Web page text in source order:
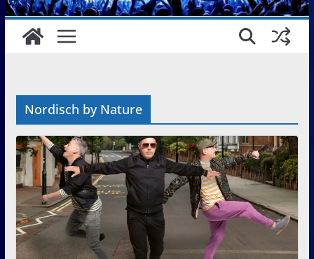
Nordisch by Nature